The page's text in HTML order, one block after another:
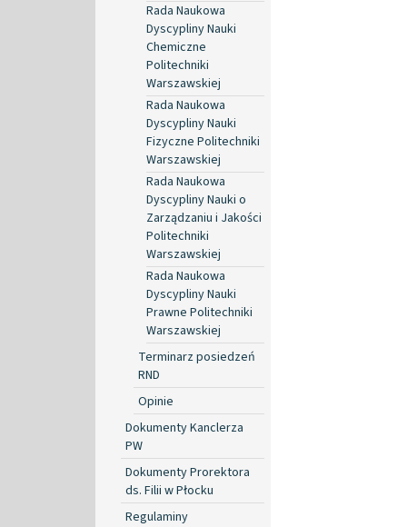
Rada Naukowa
Dyscypliny Nauki
Chemiczne
Politechniki
Warszawskiej
Rada Naukowa
Dyscypliny Nauki
Fizyczne Politechniki
Warszawskiej
Rada Naukowa
Dyscypliny Nauki o
Zarządzaniu i Jakości
Politechniki
Warszawskiej
Rada Naukowa
Dyscypliny Nauki
Prawne Politechniki
Warszawskiej
Terminarz posiedzeń
RND
Opinie
Dokumenty Kanclerza
PW
Dokumenty Prorektora
ds. Filii w Płocku
Regulaminy